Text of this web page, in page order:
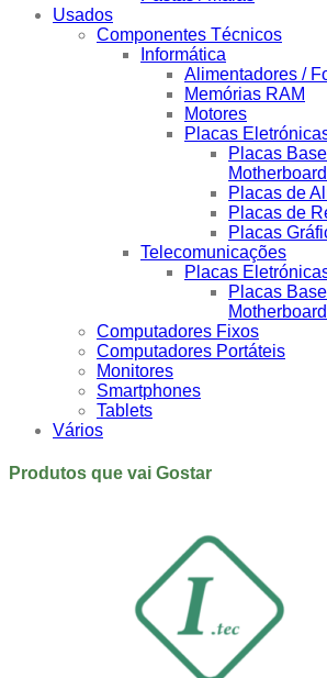
Usados
Componentes Técnicos
Informática
Alimentadores /
Memórias RAM
Motores
Placas
Placas
Placas de
Placas de
Placas
Telecomunicações
Placas
Placas
Computadores Fixos
Computadores Portáteis
Monitores
Smartphones
Tablets
Vários
Produtos que vai Gostar